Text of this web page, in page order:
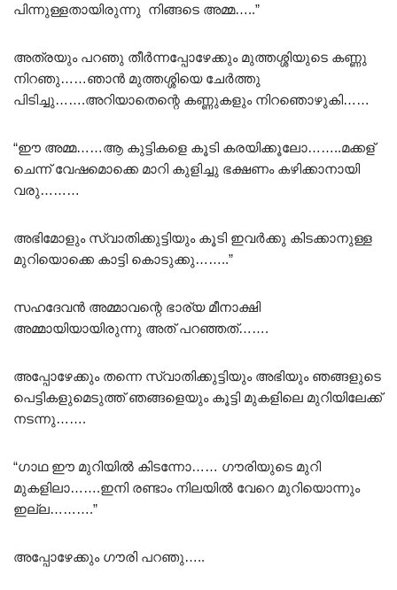
പിന്നുള്ളതായിരുന്നു നിങ്ങടെ അമ്മ…..”
അത്രയും പറഞു തീർന്നപ്പോഴേക്കും മുത്തശ്ശിയുടെ കണ്ണു
നിറഞു……ഞാൻ മുത്തശ്ശിയെ ചേർത്തു
പിടിച്ചു…….അറിയാതെന്റെ കണ്ണുകളും നിറഞൊഴുകി……
“ഈ അമ്മ……ആ കുട്ടികളെ കൂടി കരയിക്കൂലോ……..മക്കള്
ചെന്ന് വേഷമൊക്കെ മാറി കുളിച്ചു ഭക്ഷണം കഴിക്കാനായി
വരു………
അഭിമോളും സ്വാതിക്കുട്ടിയും കൂടി ഇവർക്കു കിടക്കാനുള്ള
മുറിയൊക്കെ കാട്ടി കൊടുക്കു……..”
സഹദേവൻ അമ്മാവന്റെ ഭാര്യ മീനാക്ഷി
അമ്മായിയായിരുന്നു അത് പറഞ്ഞത്…….
അപ്പോഴേക്കും തന്നെ സ്വാതിക്കുട്ടിയും അഭിയും ഞങ്ങളുടെ
പെട്ടികളുമെടുത്ത് ഞങ്ങളെയും കൂട്ടി മുകളിലെ മുറിയിലേക്ക്
നടന്നു…….
“ഗാഥ ഈ മുറിയിൽ കിടന്നോ…… ഗൗരിയുടെ മുറി
മുകളിലാ…….ഇനി രണ്ടാം നിലയിൽ വേറെ മുറിയൊന്നും
ഇല്ല……….”
അപ്പോഴേക്കും ഗൗരി പറഞു…..